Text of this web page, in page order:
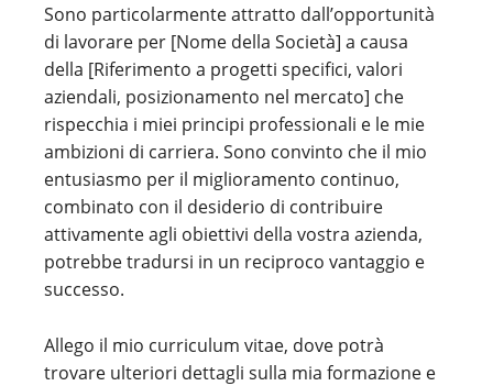
Sono particolarmente attratto dall’opportunità
di lavorare per [Nome della Società] a causa
della [Riferimento a progetti specifici, valori
aziendali, posizionamento nel mercato] che
rispecchia i miei principi professionali e le mie
ambizioni di carriera. Sono convinto che il mio
entusiasmo per il miglioramento continuo,
combinato con il desiderio di contribuire
attivamente agli obiettivi della vostra azienda,
potrebbe tradursi in un reciproco vantaggio e
successo.
Allego il mio curriculum vitae, dove potrà
trovare ulteriori dettagli sulla mia formazione e